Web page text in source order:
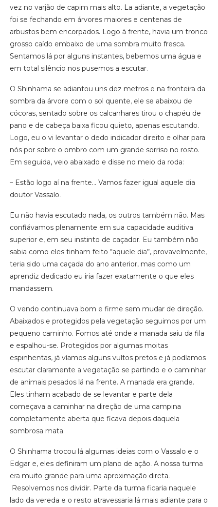
vez no varjão de capim mais alto. La adiante, a vegetação
foi se fechando em árvores maiores e centenas de
arbustos bem encorpados. Logo à frente, havia um tronco
grosso caído embaixo de uma sombra muito fresca.
Sentamos lá por alguns instantes, bebemos uma água e
em total silêncio nos pusemos a escutar.
O Shinhama se adiantou uns dez metros e na fronteira da
sombra da árvore com o sol quente, ele se abaixou de
cócoras, sentado sobre os calcanhares tirou o chapéu de
pano e de cabeça baixa ficou quieto, apenas escutando.
Logo, eu o vi levantar o dedo indicador direito e olhar para
nós por sobre o ombro com um grande sorriso no rosto.
Em seguida, veio abaixado e disse no meio da roda:
– Estão logo aí na frente… Vamos fazer igual aquele dia
doutor Vassalo.
Eu não havia escutado nada, os outros também não. Mas
confiávamos plenamente em sua capacidade auditiva
superior e, em seu instinto de caçador. Eu também não
sabia como eles tinham feito “aquele dia”, provavelmente,
teria sido uma caçada do ano anterior, mas como um
aprendiz dedicado eu iria fazer exatamente o que eles
mandassem.
O vendo continuava bom e firme sem mudar de direção.
Abaixados e protegidos pela vegetação seguimos por um
pequeno caminho. Fomos até onde a manada saiu da fila
e espalhou-se. Protegidos por algumas moitas
espinhentas, já víamos alguns vultos pretos e já podíamos
escutar claramente a vegetação se partindo e o caminhar
de animais pesados lá na frente. A manada era grande.
Eles tinham acabado de se levantar e parte dela
começava a caminhar na direção de uma campina
completamente aberta que ficava depois daquela
sombrosa mata.
O Shinhama trocou lá algumas ideias com o Vassalo e o
Edgar e, eles definiram um plano de ação. A nossa turma
era muito grande para uma aproximação direta.
Resolvemos nos dividir. Parte da turma ficaria naquele
lado da vereda e o resto atravessaria lá mais adiante para o